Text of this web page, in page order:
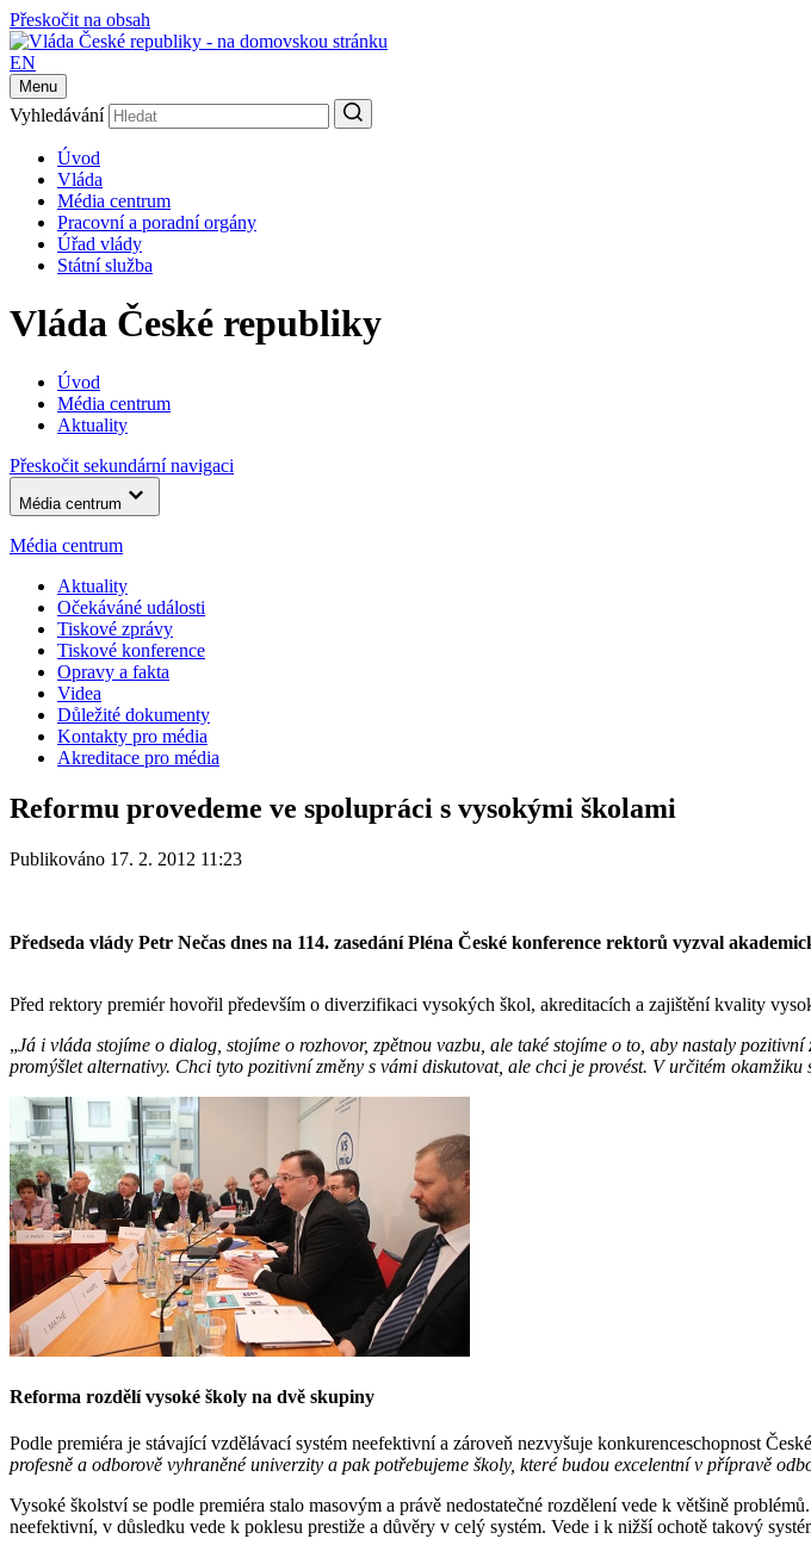
Přeskočit na obsah
EN
Menu
Vyhledávání
Úvod
Vláda
Média centrum
Pracovní a poradní orgány
Úřad vlády
Státní služba
Vláda České republiky
Úvod
Média centrum
Aktuality
Přeskočit sekundární navigaci
Média centrum
Média centrum
Aktuality
Očekáváné události
Tiskové zprávy
Tiskové konference
Opravy a fakta
Videa
Důležité dokumenty
Kontakty pro média
Akreditace pro média
Reformu provedeme ve spolupráci s vysokými školami
Publikováno 17. 2. 2012 11:23
Předseda vlády Petr Nečas dnes na 114. zasedání Pléna České konference rektorů vyzval
Před rektory premiér hovořil především o diverzifikaci vysokých škol, akreditacích a zajištění kvality
„Já i vláda stojíme o dialog, stojíme o rozhovor, zpětnou vazbu, ale také stojíme o to, aby nastaly
promýšlet alternativy. Chci tyto pozitivní změny s vámi diskutovat, ale chci je provést. V určitém
Reforma rozdělí vysoké školy na dvě skupiny
Podle premiéra je stávající vzdělávací systém neefektivní a zároveň nezvyšuje konkurenceschopnost
profesně a odborově vyhraněné univerzity a pak potřebujeme školy, které budou excelentní v přípravě
Vysoké školství se podle premiéra stalo masovým a právě nedostatečné rozdělení vede k většině
neefektivní, v důsledku vede k poklesu prestiže a důvěry v celý systém. Vede i k nižší ochotě takový